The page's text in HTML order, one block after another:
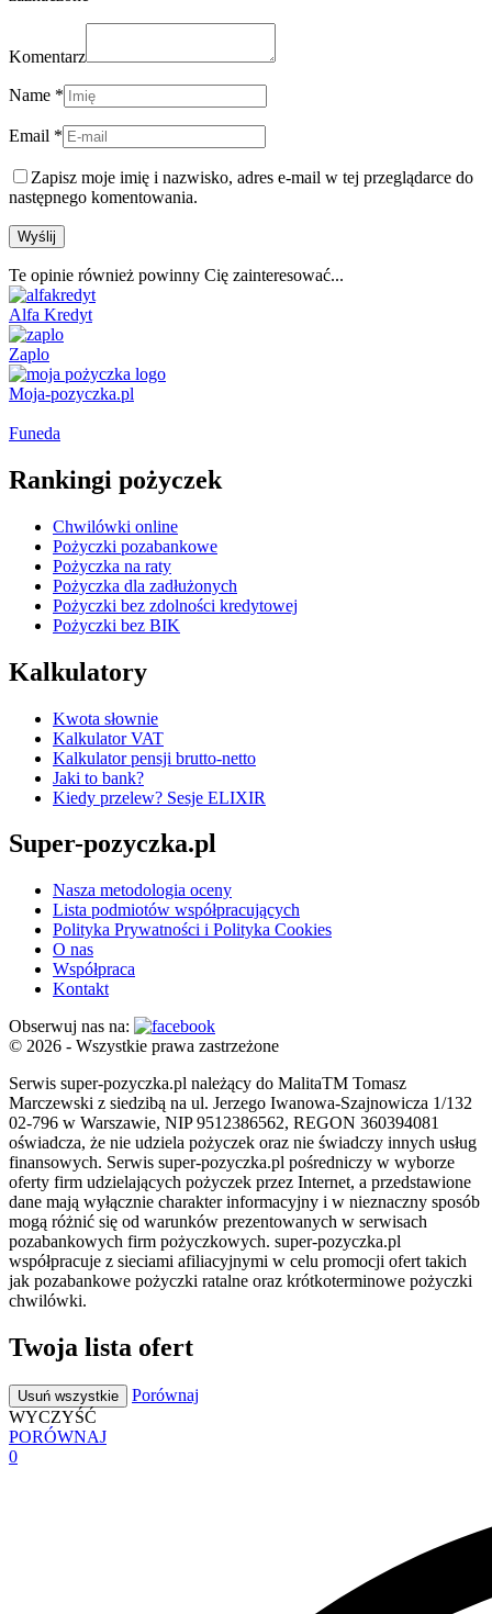
Komentarz
Name *
Email *
Zapisz moje imię i nazwisko, adres e-mail w tej przeglądarce do
następnego komentowania.
Te opinie również powinny Cię zainteresować...
Alfa Kredyt
Zaplo
Moja-pozyczka.pl
Funeda
Rankingi pożyczek
Chwilówki online
Pożyczki pozabankowe
Pożyczka na raty
Pożyczka dla zadłużonych
Pożyczki bez zdolności kredytowej
Pożyczki bez BIK
Kalkulatory
Kwota słownie
Kalkulator VAT
Kalkulator pensji brutto-netto
Jaki to bank?
Kiedy przelew? Sesje ELIXIR
Super-pozyczka.pl
Nasza metodologia oceny
Lista podmiotów współpracujących
Polityka Prywatności i Polityka Cookies
O nas
Współpraca
Kontakt
Obserwuj nas na:
© 2026 - Wszystkie prawa zastrzeżone
Serwis super-pozyczka.pl należący do MalitaTM Tomasz
Marczewski z siedzibą na ul. Jerzego Iwanowa-Szajnowicza 1/132
02-796 w Warszawie, NIP 9512386562, REGON 360394081
oświadcza, że nie udziela pożyczek oraz nie świadczy innych usług
finansowych. Serwis super-pozyczka.pl pośredniczy w wyborze
oferty firm udzielających pożyczek przez Internet, a przedstawione
dane mają wyłącznie charakter informacyjny i w nieznaczny sposób
mogą różnić się od warunków prezentowanych w serwisach
pozabankowych firm pożyczkowych. super-pozyczka.pl
współpracuje z sieciami afiliacyjnymi w celu promocji ofert takich
jak pozabankowe pożyczki ratalne oraz krótkoterminowe pożyczki
chwilówki.
Twoja lista ofert
Usuń wszystkie
Porównaj
WYCZYŚĆ
PORÓWNAJ
0